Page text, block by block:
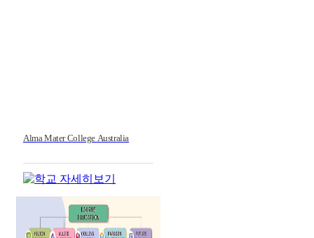
Alma Mater College Australia